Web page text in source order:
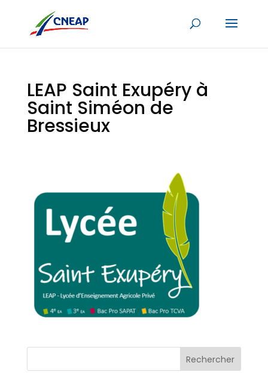
LEAP Saint Exupéry à
Saint Siméon de
Bressieux